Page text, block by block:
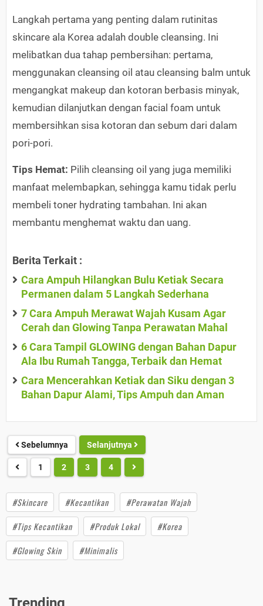
Langkah pertama yang penting dalam rutinitas
skincare ala Korea adalah double cleansing. Ini
melibatkan dua tahap pembersihan: pertama,
menggunakan cleansing oil atau cleansing balm untuk
mengangkat makeup dan kotoran berbasis minyak,
kemudian dilanjutkan dengan facial foam untuk
membersihkan sisa kotoran dan sebum dari dalam
pori-pori.
Tips Hemat: Pilih cleansing oil yang juga memiliki
manfaat melembapkan, sehingga kamu tidak perlu
membeli toner hydrating tambahan. Ini akan
membantu menghemat waktu dan uang.
Berita Terkait :
Cara Ampuh Hilangkan Bulu Ketiak Secara
Permanen dalam 5 Langkah Sederhana
7 Cara Ampuh Merawat Wajah Kusam Agar
Cerah dan Glowing Tanpa Perawatan Mahal
6 Cara Tampil GLOWING dengan Bahan Dapur
Ala Ibu Rumah Tangga, Terbaik dan Hemat
Cara Mencerahkan Ketiak dan Siku dengan 3
Bahan Dapur Alami, Tips Ampuh dan Aman
Sebelumnya Selanjutnya
1 2 3 4
#Skincare #Kecantikan
#Perawatan Wajah
#Tips Kecantikan
#Produk Lokal
#Korea
#Glowing Skin
#Minimalis